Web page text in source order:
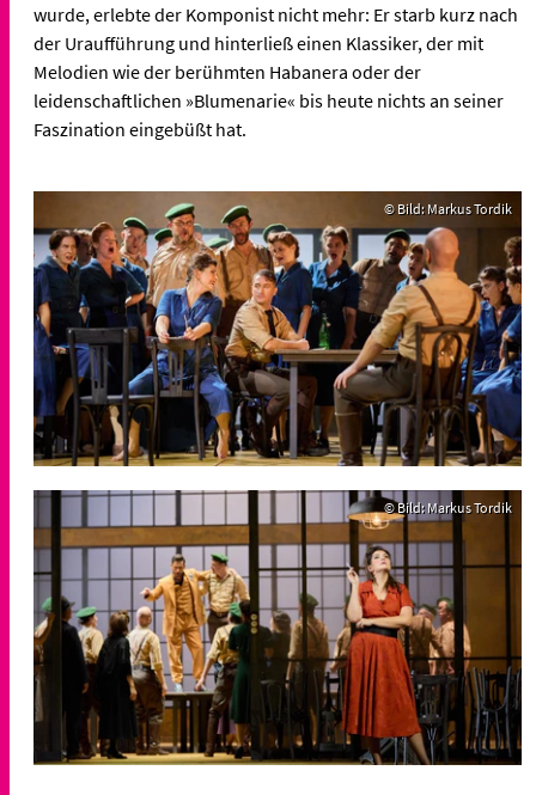
wurde, erlebte der Komponist nicht mehr: Er starb kurz nach
der Uraufführung und hinterließ einen Klassiker, der mit
Melodien wie der berühmten Habanera oder der
leidenschaftlichen »Blumenarie« bis heute nichts an seiner
Faszination eingebüßt hat.
© Bild: Markus Tordik
© Bild: Markus Tordik